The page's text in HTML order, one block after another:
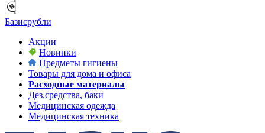
Базисрубли
Акции
Новинки
Предметы гигиены
Товары для дома и офиса
Расходные материалы
Дез.средства, баки
Медицинская одежда
Медицинская техника